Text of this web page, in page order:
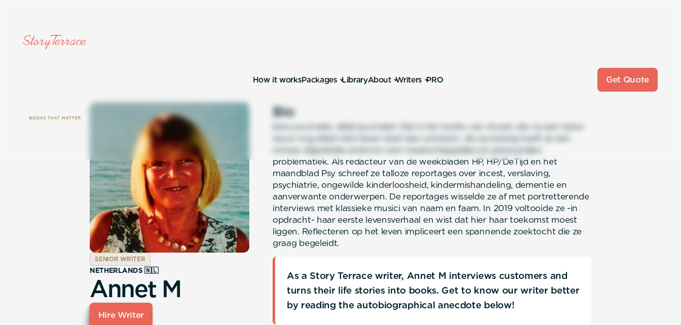
How it worksPackages LibraryAbout Writers PRO Get Quote
SENIOR WRITER
NETHERLANDS 🇳🇱
Annet M
Hire Writer
Bio
Eens journalist, altijd journalist. Dat is het motto van Annet, die na een halve
eeuw nog altijd niets liever doet dan schrijven. Als socioloog heeft ze een
scherp afgestelde antenne voor maatschappelijke en persoonlijke
problematiek. Als redacteur van de weekbladen HP, HP/DeTijd en het
maandblad Psy schreef ze talloze reportages over incest, verslaving,
psychiatrie, ongewilde kinderloosheid, kindermishandeling, dementie en
aanverwante onderwerpen. De reportages wisselde ze af met portretterende
interviews met klassieke musici van naam en faam. In 2019 voltooide ze -in
opdracht- haar eerste levensverhaal en wist dat hier haar toekomst moest
liggen. Reflecteren op het leven impliceert een spannende zoektocht die ze
graag begeleidt.
As a Story Terrace writer, Annet M interviews customers and
turns their life stories into books. Get to know our writer better
by reading the autobiographical anecdote below!